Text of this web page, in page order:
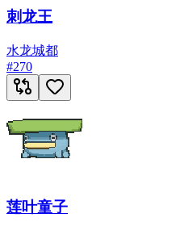
刺龙王
水龙城都
#270
莲叶童子